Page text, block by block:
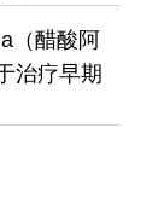
（醋酸阿
治疗早期